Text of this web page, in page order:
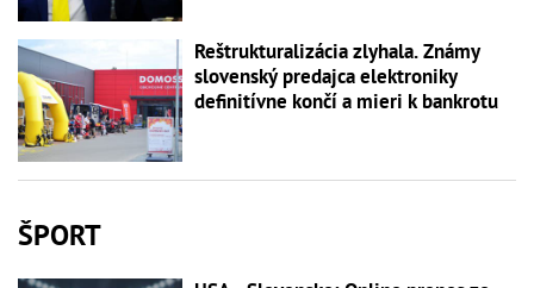
Reštrukturalizácia zlyhala. Známy
slovenský predajca elektroniky
definitívne končí a mieri k bankrotu
ŠPORT